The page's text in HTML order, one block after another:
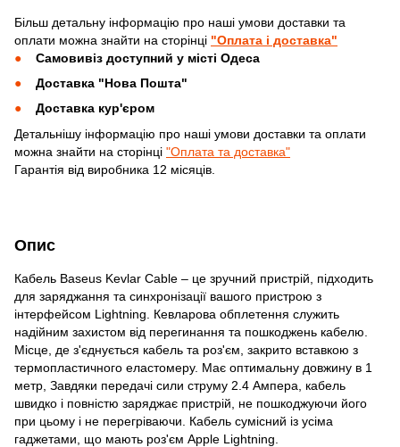
Опис
Кабель Baseus Kevlar Cable – це зручний пристрій, підходить
для заряджання та синхронізації вашого пристрою з
інтерфейсом Lightning. Кевларова обплетення служить
надійним захистом від перегинання та пошкоджень кабелю.
Місце, де з'єднується кабель та роз'єм, закрито вставкою з
термопластичного еластомеру. Має оптимальну довжину в 1
метр, Завдяки передачі сили струму 2.4 Ампера, кабель
швидко і повністю заряджає пристрій, не пошкоджуючи його
при цьому і не перегріваючи. Кабель сумісний із усіма
гаджетами, що мають роз'єм Apple Lightning.
Більш детальну інформацію про наші умови доставки та
оплати можна знайти на сторінці "Оплата і доставка"
Самовивіз доступний у місті Одеса
Доставка "Нова Пошта"
Доставка кур'єром
Детальнішу інформацію про наші умови доставки та оплати
можна знайти на сторінці "Оплата та доставка"
Гарантія від виробника 12 місяців.